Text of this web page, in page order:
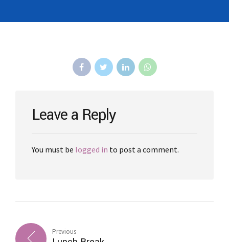
Leave a Reply
You must be logged in to post a comment.
Previous